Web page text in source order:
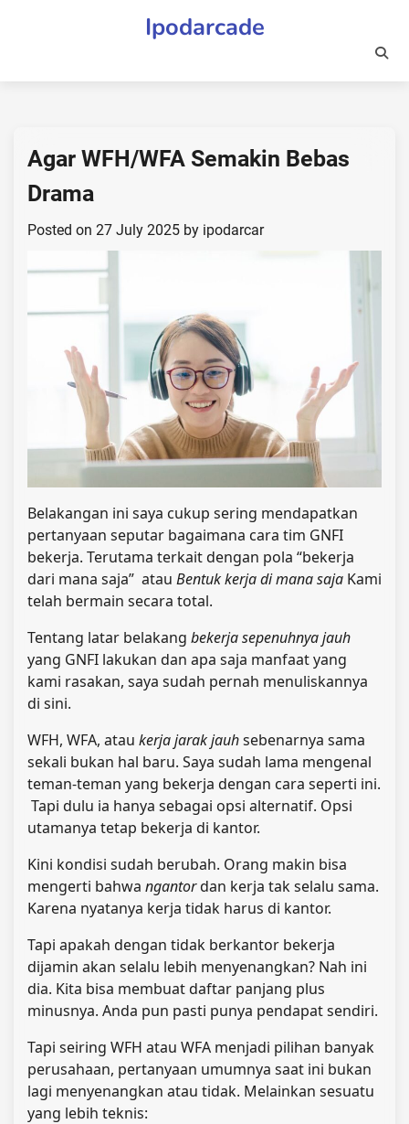
Ipodarcade
Agar WFH/WFA Semakin Bebas
Drama
Posted on 27 July 2025 by ipodarcar
Belakangan ini saya cukup sering mendapatkan
pertanyaan seputar bagaimana cara tim GNFI
bekerja. Terutama terkait dengan pola “bekerja
dari mana saja” atau Bentuk kerja di mana saja Kami
telah bermain secara total.
Tentang latar belakang bekerja sepenuhnya jauh
yang GNFI lakukan dan apa saja manfaat yang
kami rasakan, saya sudah pernah menuliskannya
di sini.
WFH, WFA, atau kerja jarak jauhsebenarnya sama
sekali bukan hal baru. Saya sudah lama mengenal
teman-teman yang bekerja dengan cara seperti ini.
Tapi dulu ia hanya sebagai opsi alternatif. Opsi
utamanya tetap bekerja di kantor.
Kini kondisi sudah berubah. Orang makin bisa
mengerti bahwa ngantordan kerja tak selalu sama.
Karena nyatanya kerja tidak harus di kantor.
Tapi apakah dengan tidak berkantor bekerja
dijamin akan selalu lebih menyenangkan? Nah ini
dia. Kita bisa membuat daftar panjang plus
minusnya. Anda pun pasti punya pendapat sendiri.
Tapi seiring WFH atau WFA menjadi pilihan banyak
perusahaan, pertanyaan umumnya saat ini bukan
lagi menyenangkan atau tidak. Melainkan sesuatu
yang lebih teknis: